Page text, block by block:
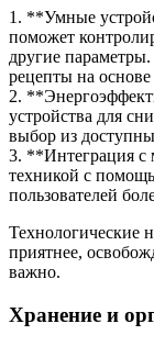
1. **Умные
поможет
другие
рецепты на
2.
устройства для
выбор из
3. **Интеграция с
техникой с
пользователей
Технологические
приятнее,
важно.
Хранение и